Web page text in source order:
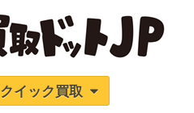
クイック買取